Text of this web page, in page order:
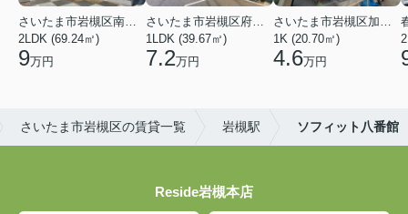
2LDK (69.24㎡)
9万円
1LDK (39.67㎡)
7.2万円
1K (20.70㎡)
4.6万円
さいたま市岩槻区の賃貸一覧 岩槻駅 ソフィット八番館
Reside岩槻本店